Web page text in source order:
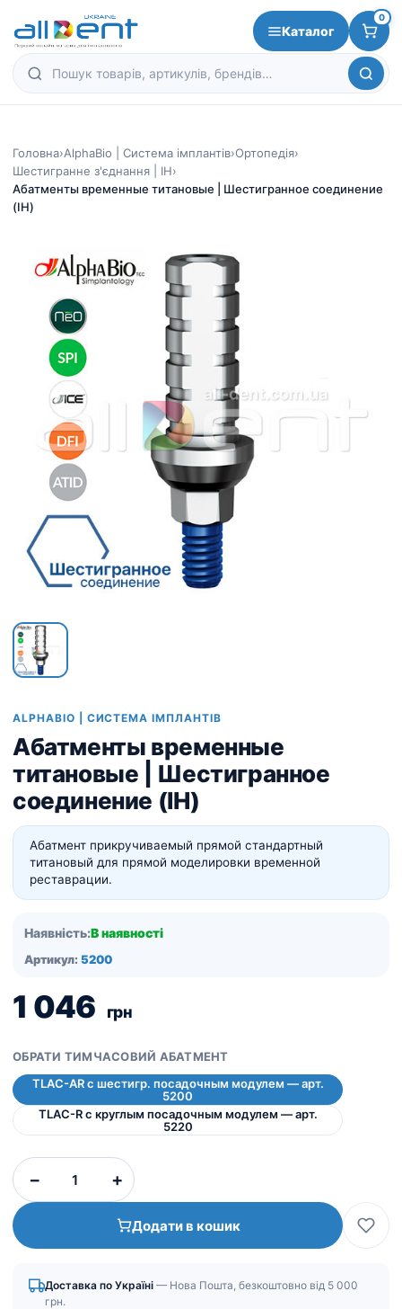
Каталог
0
Головна›AlphaBio | Система імплантів›Ортопедія›
Шестигранне з'єднання | IH›
Абатменты временные титановые | Шестигранное соединение
(IH)
ALPHABIO | СИСТЕМА ІМПЛАНТІВ
Абатменты временные
титановые | Шестигранное
соединение (IH)
Абатмент прикручиваемый прямой стандартный
титановый для прямой моделировки временной
реставрации.
Наявність:В наявності
Артикул: 5200
1 046 грн
ОБРАТИ ТИМЧАСОВИЙ АБАТМЕНТ
TLAC-AR с шестигр. посадочным модулем — арт.
5200
TLAC-R с круглым посадочным модулем — арт.
5220
−
Абатменты
временные
Шестигранное
(IH)
+
Додати в кошик
Доставка по Україні — Нова Пошта, безкоштовно від 5 000
грн.